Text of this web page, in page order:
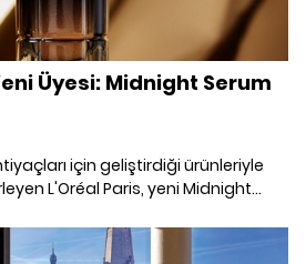
Üyesi: Midnight Serum
için geliştirdiği ürünleriyle
L'Oréal Paris, yeni Midnight